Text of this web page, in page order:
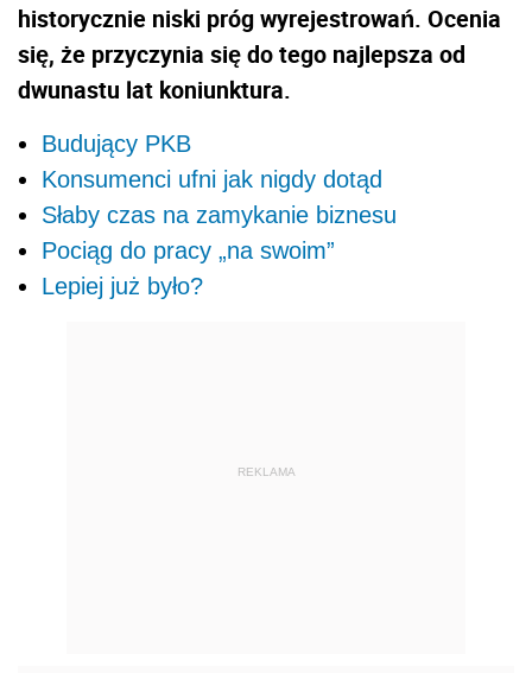
historycznie niski próg wyrejestrowań. Ocenia
się, że przyczynia się do tego najlepsza od
dwunastu lat koniunktura.
Budujący PKB
Konsumenci ufni jak nigdy dotąd
Słaby czas na zamykanie biznesu
Pociąg do pracy „na swoim”
Lepiej już było?
REKLAMA